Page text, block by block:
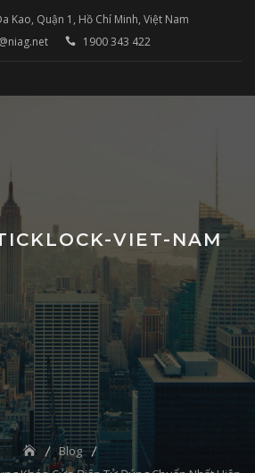
Kao, Quận 1, Hồ Chí Minh, Việt Nam
1900 343 422
VIET-NAM
Blog